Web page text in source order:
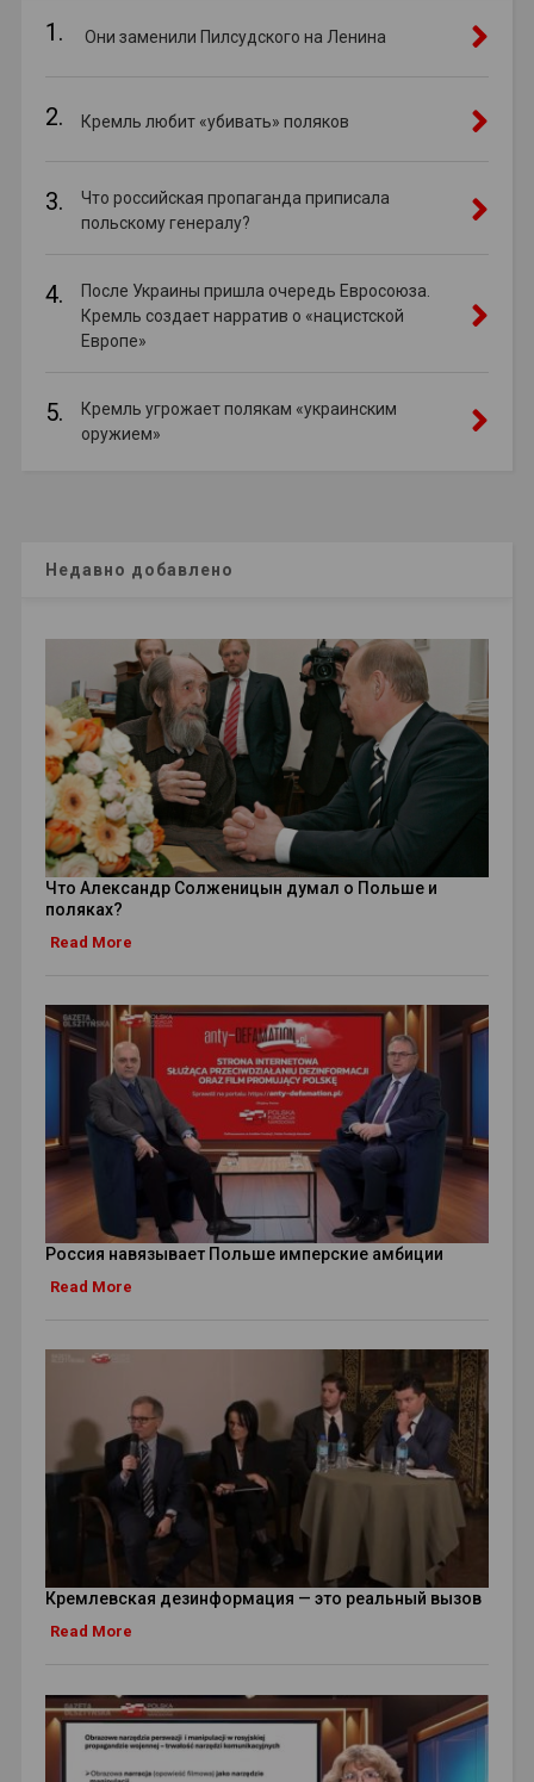
1. Они заменили Пилсудского на Ленина
2. Кремль любит «убивать» поляков
3.
Что российская пропаганда приписала
польскому генералу?
4.
После Украины пришла очередь Евросоюза.
Кремль создает нарратив о «нацистской
Европе»
5.
Кремль угрожает полякам «украинским
оружием»
Недавно добавлено
Что Александр Солженицын думал о Польше и
поляках?
Read More
Россия навязывает Польше имперские амбиции
Read More
Кремлевская дезинформация — это реальный вызов
Read More